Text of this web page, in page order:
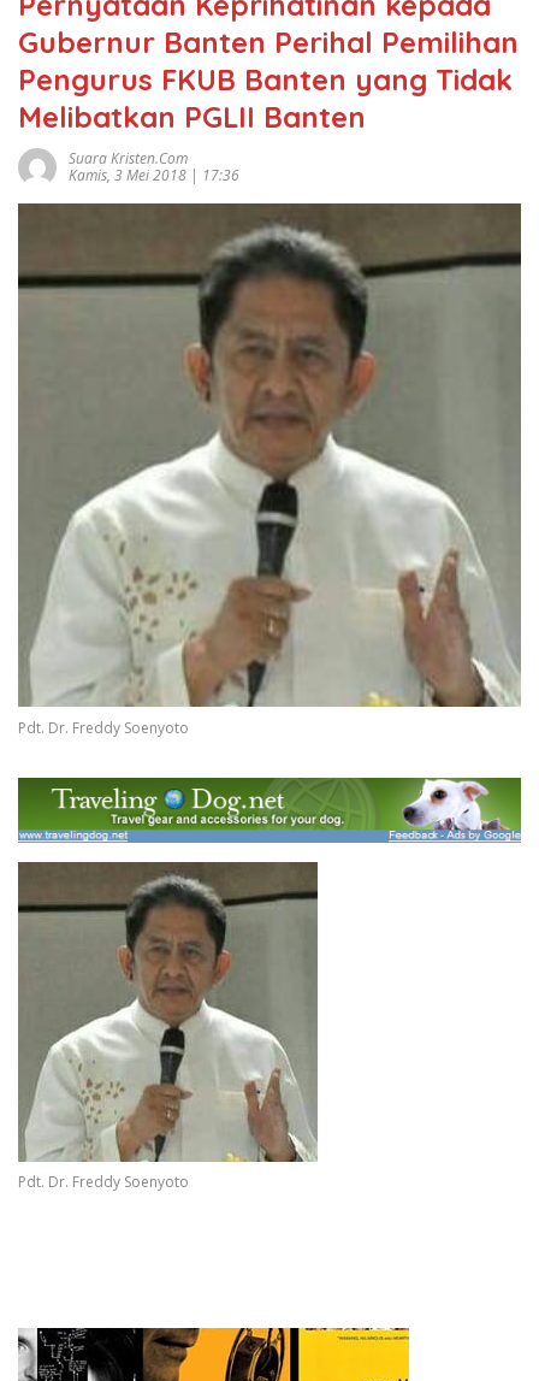
Gubernur Banten Perihal Pemilihan
Pengurus FKUB Banten yang Tidak
Melibatkan PGLII Banten
Suara Kristen.com
Kamis, 3 Mei 2018 | 17:36
Pdt. Dr. Freddy Soenyoto
Pdt. Dr. Freddy Soenyoto